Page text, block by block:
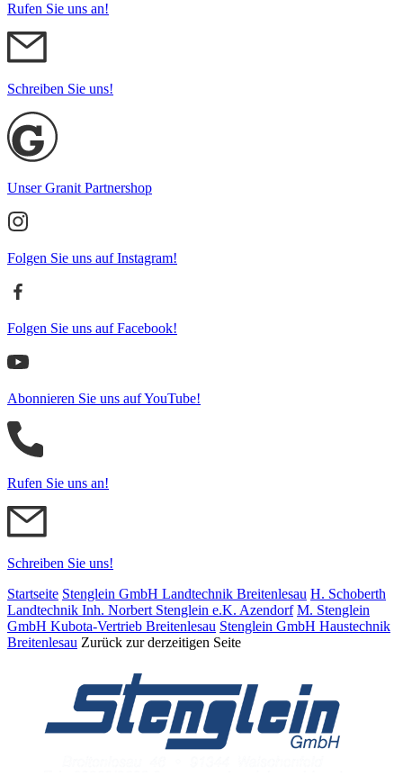
Rufen Sie uns an!
Schreiben Sie uns!
Unser Granit Partnershop
Folgen Sie uns auf Instagram!
Folgen Sie uns auf Facebook!
Abonnieren Sie uns auf YouTube!
Rufen Sie uns an!
Schreiben Sie uns!
Startseite Stenglein GmbH Landtechnik Breitenlesau H. Schoberth
Land­tech­nik Inh. Norbert Stenglein e.K. Azendorf M. Stenglein
GmbH Kubota-Vertrieb Breitenlesau Stenglein GmbH Haustechnik
Breitenlesau Zurück zur derzeitigen Seite